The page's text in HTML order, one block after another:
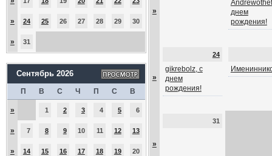
» 24 25 26 27 28 29 30
» 31
Сентябрь 2026
П В С Ч П С В
» 1 2 3 4 5 6
» 7 8 9 10 11 12 13
» 14 15 16 17 18 19 20
»
днем
рождения!
»
24
gikrebolz, с
днем
рождения!
»
31